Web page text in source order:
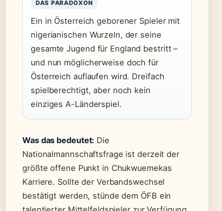
DAS PARADOXON
Ein in Österreich geborener Spieler mit
nigerianischen Wurzeln, der seine
gesamte Jugend für England bestritt –
und nun möglicherweise doch für
Österreich auflaufen wird. Dreifach
spielberechtigt, aber noch kein
einziges A-Länderspiel.
Was das bedeutet: Die
Nationalmannschaftsfrage ist derzeit der
größte offene Punkt in Chukwuemekas
Karriere. Sollte der Verbandswechsel
bestätigt werden, stünde dem ÖFB ein